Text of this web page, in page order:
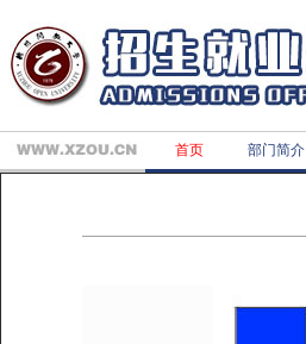
首页 部门简介